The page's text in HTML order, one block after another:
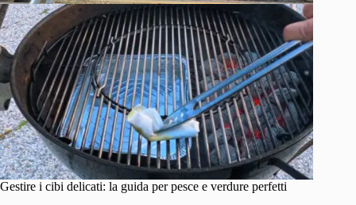
Gestire i cibi delicati: la guida per pesce e verdure perfetti